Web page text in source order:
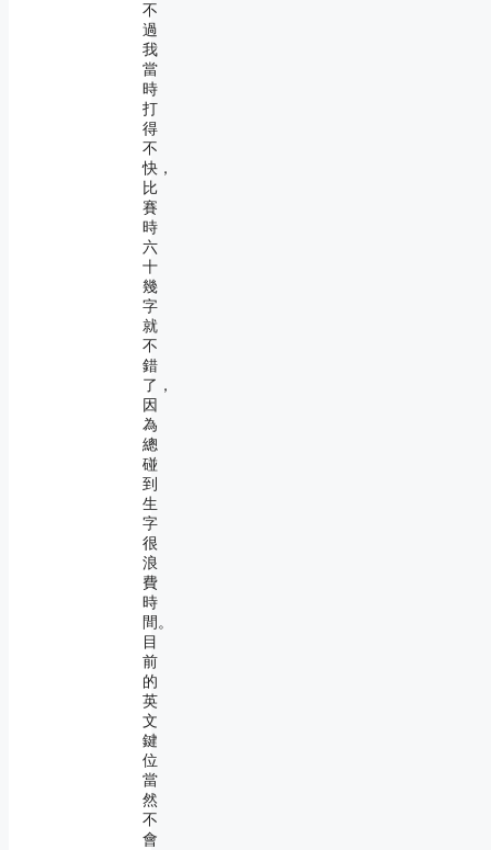
不
過
我
當
時
打
得
不
快，
比
賽
時
六
十
幾
字
就
不
錯
了，
因
為
總
碰
到
生
字
很
浪
費
時
間。
目
前
的
英
文
鍵
位
當
然
不
會